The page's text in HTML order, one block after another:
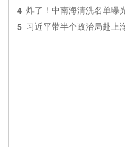
4 炸了！中南海清洗名单曝
5 习近平带半个政治局赴上